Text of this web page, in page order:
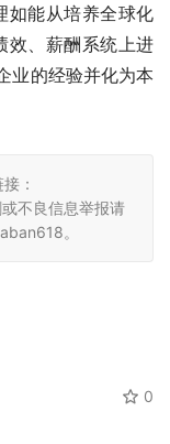
能从培养全球化
效、薪酬系统上进
业的经验并化为本
：
或不良信息举报请
。
0